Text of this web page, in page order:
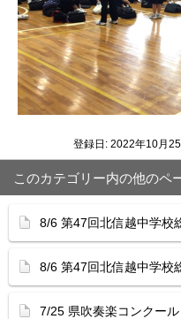
登録日: 2022年10月25
このカテゴリー内の他のペ
8/6 第47回北信越中学
8/6 第47回北信越中学
7/25 県吹奏楽コンクール